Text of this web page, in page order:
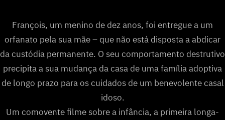
François, um menino de dez anos, foi entregue a um
orfanato pela sua mãe – que não está disposta a abdicar
da custódia permanente. O seu comportamento destrutivo
precipita a sua mudança da casa de uma família adoptiva
de longo prazo para os cuidados de um benevolente casal
idoso.
Um comovente filme sobre a infância, a primeira longa-